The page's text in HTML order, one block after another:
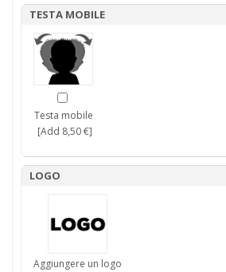
TESTA MOBILE
Testa mobile
[Add 8,50 €]
LOGO
Aggiungere un logo